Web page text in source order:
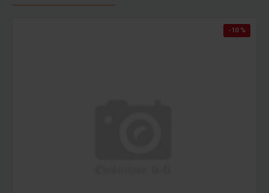
-10 %